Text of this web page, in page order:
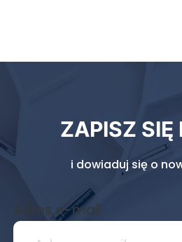
ZAPISZ SIĘ
i dowiaduj się o
Adres e-mail